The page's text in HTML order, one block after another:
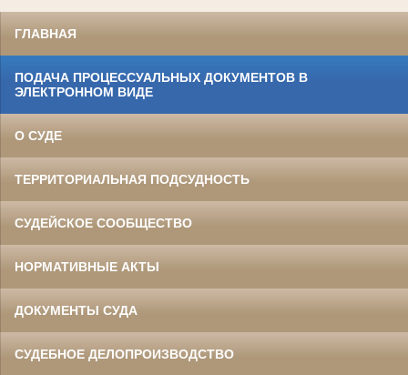
ГЛАВНАЯ
ПОДАЧА ПРОЦЕССУАЛЬНЫХ ДОКУМЕНТОВ В
ЭЛЕКТРОННОМ ВИДЕ
О СУДЕ
ТЕРРИТОРИАЛЬНАЯ ПОДСУДНОСТЬ
СУДЕЙСКОЕ СООБЩЕСТВО
НОРМАТИВНЫЕ АКТЫ
ДОКУМЕНТЫ СУДА
СУДЕБНОЕ ДЕЛОПРОИЗВОДСТВО